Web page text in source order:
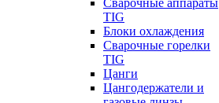
Сварочные аппараты
TIG
Блоки охлаждения
Сварочные горелки
TIG
Цанги
Цангодержатели и